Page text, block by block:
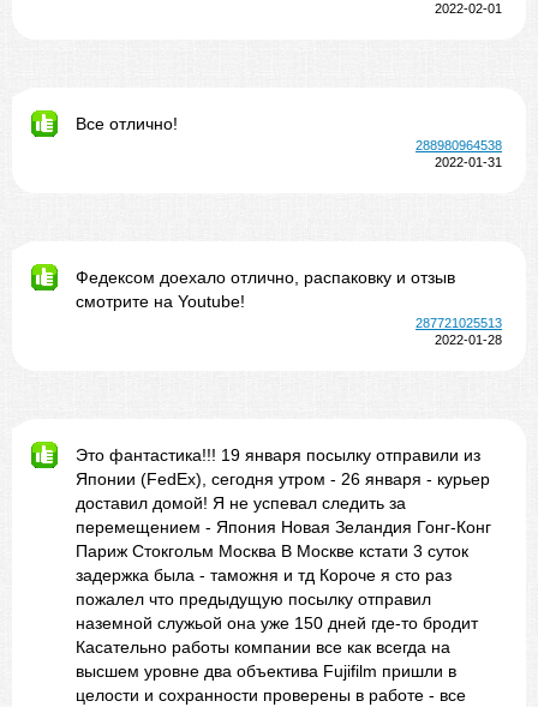
2022-02-01
Все отлично!
288980964538
2022-01-31
Федексом доехало отлично, распаковку и отзыв
смотрите на Youtube!
287721025513
2022-01-28
Это фантастика!!! 19 января посылку отправили из
Японии (FedEx), сегодня утром - 26 января - курьер
доставил домой! Я не успевал следить за
перемещением - Япония Новая Зеландия Гонг-Конг
Париж Стокгольм Москва В Москве кстати 3 суток
задержка была - таможня и тд Короче я сто раз
пожалел что предыдущую посылку отправил
наземной служьой она уже 150 дней где-то бродит
Касательно работы компании все как всегда на
высшем уровне два объектива Fujifilm пришли в
целости и сохранности проверены в работе - все